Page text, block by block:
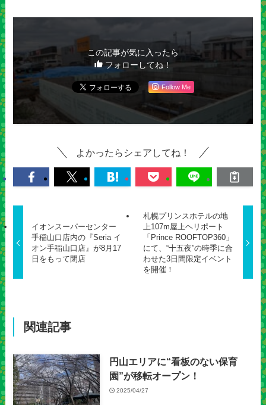
この記事が気に入ったら
フォローしてね！
Follow Me
よかったらシェアしてね！
イオンスーパーセンター
手稲山口店内の『Seria イ
オン手稲山口店』が8月17
日をもって閉店
札幌プリンスホテルの地
上107m屋上ヘリポート
「Prince ROOFTOP360」
にて、“十五夜”の時季に合
わせた3日間限定イベント
を開催！
関連記事
円山エリアに“看板のない保育
園”が移転オープン！
2025/04/27